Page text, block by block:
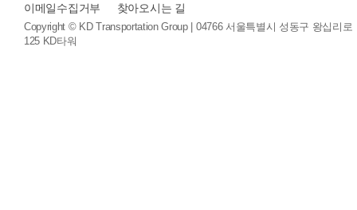
이메일수집거부
찾아오시는 길
Copyright © KD Transportation Group | 04766 서울특별시 성동구 왕십리로
125 KD타워